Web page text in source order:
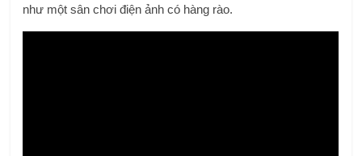
như một sân chơi điện ảnh có hàng rào.